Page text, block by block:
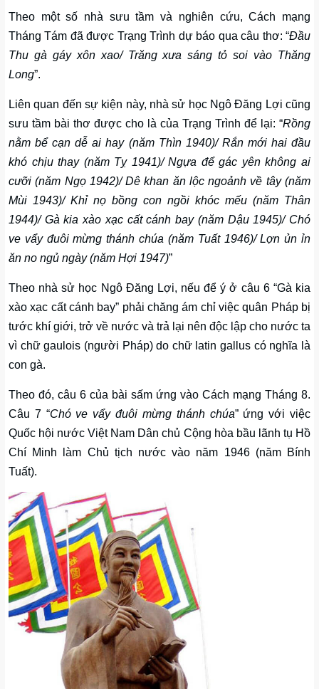
Theo một số nhà sưu tầm và nghiên cứu, Cách mạng
Tháng Tám đã được Trạng Trình dự báo qua câu thơ: “Đầu
Thu gà gáy xôn xao/ Trăng xưa sáng tỏ soi vào Thăng
Long”.
Liên quan đến sự kiện này, nhà sử học Ngô Đăng Lợi cũng
sưu tầm bài thơ được cho là của Trạng Trình để lại: “Rồng
nằm bể cạn dễ ai hay (năm Thìn 1940)/ Rắn mới hai đầu
khó chịu thay (năm Tỵ 1941)/ Ngựa để gác yên không ai
cưỡi (năm Ngọ 1942)/ Dê khan ăn lộc ngoảnh về tây (năm
Mùi 1943)/ Khỉ nọ bồng con ngồi khóc mếu (năm Thân
1944)/ Gà kia xào xạc cất cánh bay (năm Dậu 1945)/ Chó
ve vẩy đuôi mừng thánh chúa (năm Tuất 1946)/ Lợn ủn ỉn
ăn no ngủ ngày (năm Hợi 1947)”
Theo nhà sử học Ngô Đăng Lợi, nếu để ý ở câu 6 “Gà kia
xào xạc cất cánh bay” phải chăng ám chỉ việc quân Pháp bị
tước khí giới, trở về nước và trả lại nên độc lập cho nước ta
vì chữ gaulois (người Pháp) do chữ latin gallus có nghĩa là
con gà.
Theo đó, câu 6 của bài sấm ứng vào Cách mạng Tháng 8.
Câu 7 “Chó ve vẩy đuôi mừng thánh chúa” ứng với việc
Quốc hội nước Việt Nam Dân chủ Cộng hòa bầu lãnh tụ Hồ
Chí Minh làm Chủ tịch nước vào năm 1946 (năm Bính
Tuất).